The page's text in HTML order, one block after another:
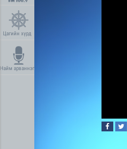
Цагийн хүрд
Найм арваннэг